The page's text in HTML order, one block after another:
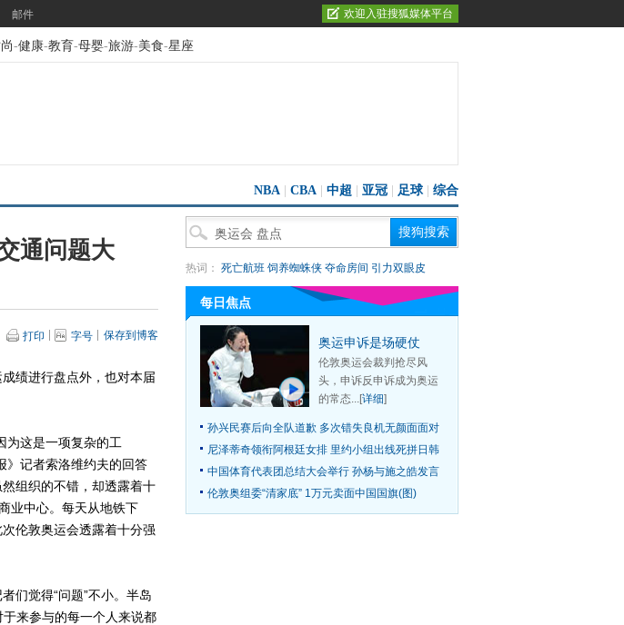
邮件 欢迎入驻搜狐媒体平台
-健康-教育-母婴-旅游-美食-星座
NBA CBA 中超 亚冠 足球| 综合
通问题大
打印 字号 保存到博客
绩进行盘点外，也对本届
这是一项复杂的工
》记者索洛维约夫的回答
组织的不错，却透露着十
业中心。每天从地铁下
伦敦奥运会透露着十分强
们觉得“问题”不小。半岛
于来参与的每一个人来说都
热词： 死亡航班 饲养蜘蛛侠 夺命房间 引力双眼皮
每日焦点
奥运申诉是场硬仗
伦敦奥运会裁判抢尽风
头，申诉反申诉成为奥运
的常态...[详细]
孙兴民赛后向全队道歉 多次错失良机无颜面面对
尼泽蒂奇领衔阿根廷女排 里约小组出线死拼日韩
中国体育代表团总结大会举行 孙杨与施之皓发言
伦敦奥组委“清家底” 1万元卖面中国国旗(图)